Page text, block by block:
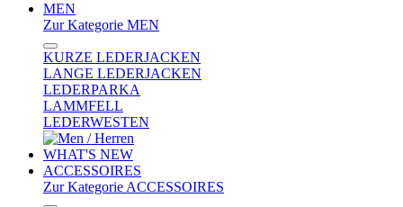
MEN
Zur Kategorie MEN
KURZE LEDERJACKEN
LANGE LEDERJACKEN
LEDERPARKA
LAMMFELL
LEDERWESTEN
WHAT'S NEW
ACCESSOIRES
Zur Kategorie ACCESSOIRES